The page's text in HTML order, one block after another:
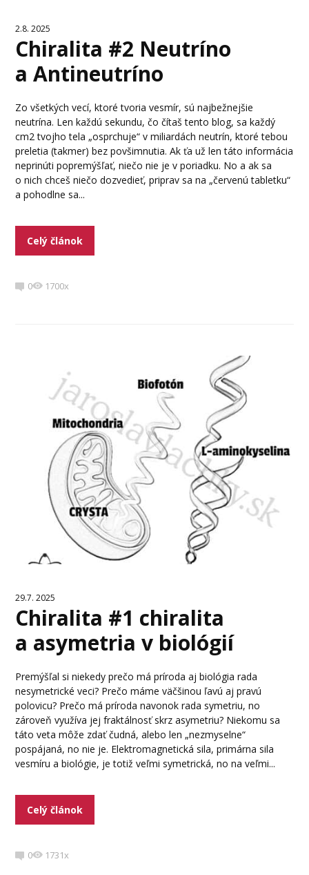
2.8. 2025
Chiralita #2 Neutríno
a Antineutríno
Zo všetkých vecí, ktoré tvoria vesmír, sú najbežnejšie
neutrína. Len každú sekundu, čo čítaš tento blog, sa každý
cm2 tvojho tela „osprchuje“ v miliardách neutrín, ktoré tebou
preletia (takmer) bez povšimnutia. Ak ťa už len táto informácia
neprinúti popremýšľať, niečo nie je v poriadku. No a ak sa
o nich chceš niečo dozvedieť, priprav sa na „červenú tabletku“
a pohodlne sa...
Celý článok
0 1700x
29.7. 2025
Chiralita #1 chiralita
a asymetria v biológií
Premýšľal si niekedy prečo má príroda aj biológia rada
nesymetrické veci? Prečo máme väčšinou ľavú aj pravú
polovicu? Prečo má príroda navonok rada symetriu, no
zároveň využíva jej fraktálnosť skrz asymetriu? Niekomu sa
táto veta môže zdať čudná, alebo len „nezmyselne“
pospájaná, no nie je. Elektromagnetická sila, primárna sila
vesmíru a biológie, je totiž veľmi symetrická, no na veľmi...
Celý článok
0 1731x